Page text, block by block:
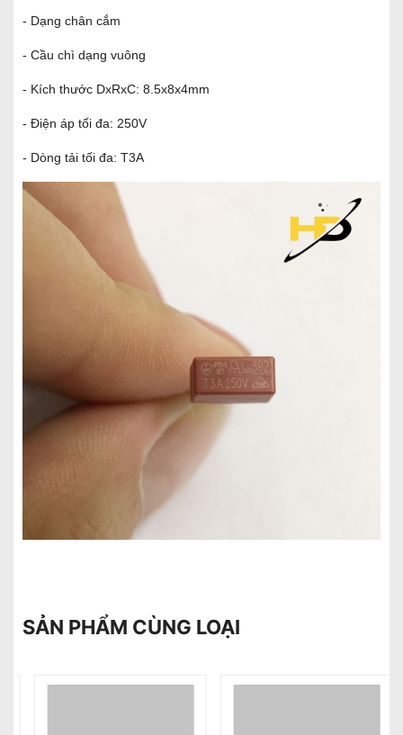
- Dạng chân cắm
- Cầu chì dạng vuông
- Kích thước DxRxC: 8.5x8x4mm
- Điện áp tối đa: 250V
- Dòng tải tối đa: T3A
SẢN PHẨM CÙNG LOẠI